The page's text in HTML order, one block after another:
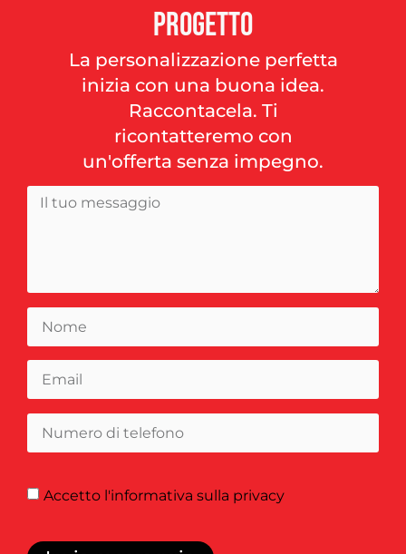
progetto
La personalizzazione perfetta
inizia con una buona idea.
Raccontacela. Ti
ricontatteremo con
un'offerta senza impegno.
Accetto l'informativa sulla privacy